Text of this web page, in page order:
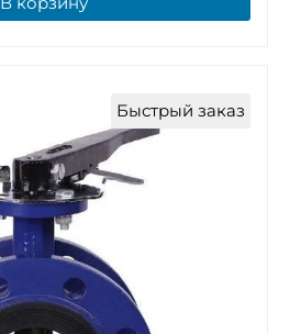
Быстрый заказ